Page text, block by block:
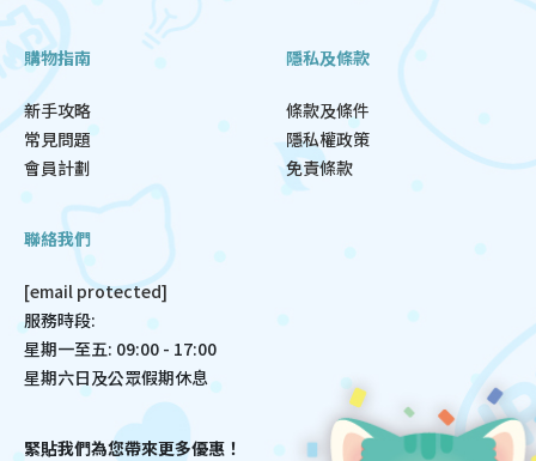
購物指南
新手攻略
常見問題
會員計劃
隱私及條款
條款及條件
隱私權政策
免責條款
聯絡我們
[email protected]
服務時段:
星期一至五: 09:00 - 17:00
星期六日及公眾假期休息
緊貼我們為您帶來更多優惠！